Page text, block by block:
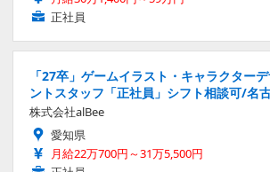
正社員
「27卒」ゲームイラスト・キャラクター
ントスタッフ「正社員」シフト相談可/名
株式会社alBee
愛知県
月給22万700円～31万5,500円